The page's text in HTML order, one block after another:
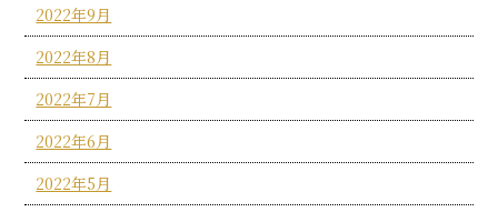
2022年9月
2022年8月
2022年7月
2022年6月
2022年5月